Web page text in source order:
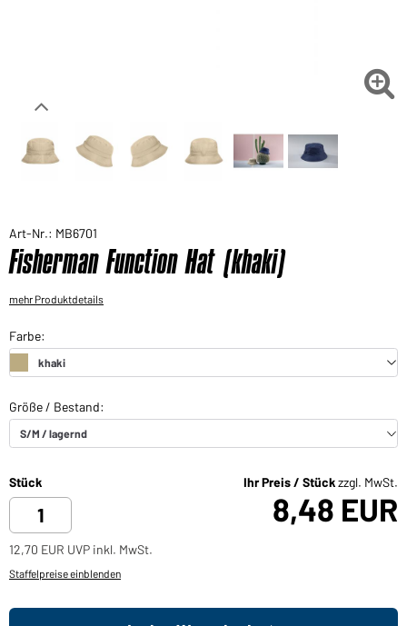

Art-Nr.: MB6701
Fisherman Function Hat (khaki)
mehr Produktdetails
Stück Ihr Preis / Stückzzgl. MwSt.
8,48 EUR
12,70 EUR UVP inkl. MwSt.
Staffelpreise einblenden